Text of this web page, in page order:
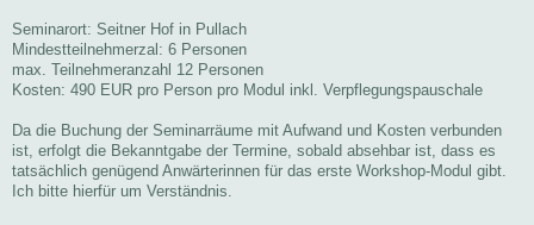
Seminarort: Seitner Hof in Pullach
Mindestteilnehmerzal: 6 Personen
max. Teilnehmeranzahl 12 Personen
Kosten: 490 EUR pro Person pro Modul inkl. Verpflegungspauschale
Da die Buchung der Seminarräume mit Aufwand und Kosten verbunden
ist, erfolgt die Bekanntgabe der Termine, sobald absehbar ist, dass es
tatsächlich genügend Anwärterinnen für das erste Workshop-Modul gibt.
Ich bitte hierfür um Verständnis.